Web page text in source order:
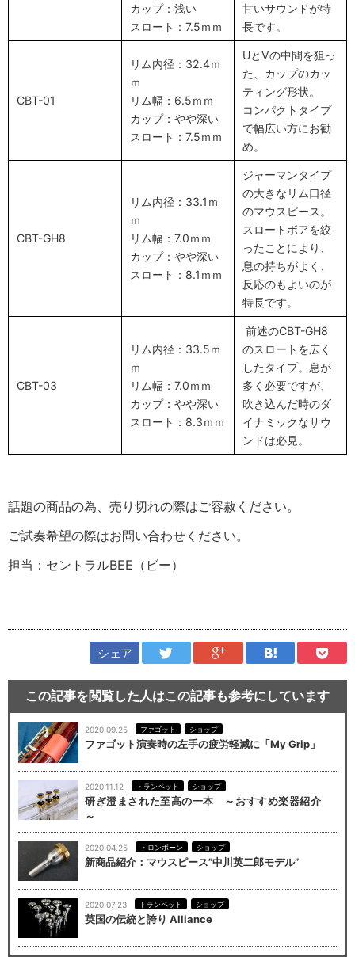
カップ：浅い
スロート：7.5ｍｍ
甘いサウンドが特
長です。
CBT-01
リム内径：32.4ｍ
ｍ
リム幅：6.5ｍｍ
カップ：やや深い
スロート：7.5ｍｍ
UとVの中間を狙っ
た、カップのカッ
ティング形状。
コンパクトタイプ
で幅広い方にお勧
め。
CBT-GH8
リム内径：33.1ｍ
ｍ
リム幅：7.0ｍｍ
カップ：やや深い
スロート：8.1ｍｍ
ジャーマンタイプ
の大きなリム口径
のマウスピース。
スロートボアを絞
ったことにより、
息の持ちがよく、
反応のもよいのが
特長です。
CBT-03
リム内径：33.5ｍ
ｍ
リム幅：7.0ｍｍ
カップ：やや深い
スロート：8.3ｍｍ
前述のCBT-GH8
のスロートを広く
したタイプ。息が
多く必要ですが、
吹き込んだ時のダ
イナミックなサウ
ンドは必見。
話題の商品の為、売り切れの際はご容赦ください。
ご試奏希望の際はお問い合わせください。
担当：セントラルBEE（ビー）
シェア
この記事を閲覧した人はこの記事も参考にしています
2020.09.25 ファゴット ショップ
ファゴット演奏時の左手の疲労軽減に「My Grip」
2020.11.12 トランペット ショップ
研ぎ澄まされた至高の一本 ～おすすめ楽器紹介
～
2020.04.25 トロンボーン ショップ
新商品紹介：マウスピース”中川英二郎モデル”
2020.07.23 トランペット ショップ
英国の伝統と誇り Alliance